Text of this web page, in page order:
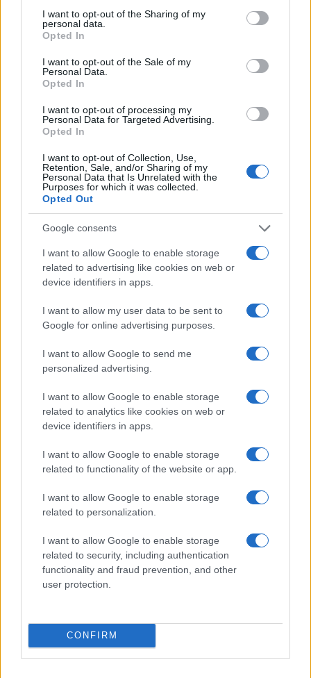
not limited to your visit or usage behaviour. You may click to
grant or deny consent to Google and its third-party tags to
use your data for below specified purposes in below Google
consent section.
I want to opt-out of the Sharing of my
personal data.
Opted In
I want to opt-out of the Sale of my
Personal Data.
Opted In
I want to opt-out of processing my
Personal Data for Targeted Advertising.
Opted In
I want to opt-out of Collection, Use,
Retention, Sale, and/or Sharing of my
Personal Data that Is Unrelated with the
Purposes for which it was collected.
Opted Out
Google consents
I want to allow Google to enable storage
related to advertising like cookies on web or
device identifiers in apps.
I want to allow my user data to be sent to
Google for online advertising purposes.
I want to allow Google to send me
personalized advertising.
I want to allow Google to enable storage
related to analytics like cookies on web or
device identifiers in apps.
I want to allow Google to enable storage
related to functionality of the website or app.
I want to allow Google to enable storage
related to personalization.
I want to allow Google to enable storage
related to security, including authentication
functionality and fraud prevention, and other
user protection.
CONFIRM
3 abril, 2020
Factores para mejorar una página
Web
Ventajas de hacer visible la interfaz
de una web
1 abril, 2020
Quienes somos
Últimas Noticias
Señala una noticia
Síguenos en Facebook
Actualidad.es es la gran fuente de información social. Actualidad,
televisión, crónica, deportes, gente, política y todas las noticias sobre
su ciudad.
Para señalar a la redacción de cualquier error en el uso del material
confidencial, escríbanos astaff@actualidad.es: nos ocuparemos de
la retirada del material que atenta contra los derechos de terceros.
Copyright © 2024 | Actualidad.es - Publicado en España por
- Numero REA 2729933 - Todos los derechos reservados.
Politica de cookies Política de privacidad Aviso legal
Procesamiento de datos
Todos los contenidos se han realizado de forma híbrida por una
tecnología con Inteligencia Artificial y por creadores independientes
Italia
Casa Magazine